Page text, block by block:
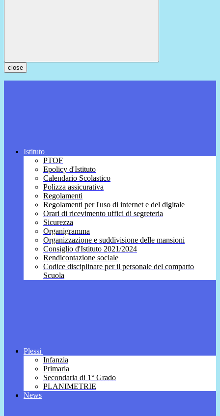
close
Istituto
PTOF
Epolicy d'Istituto
Calendario Scolastico
Polizza assicurativa
Regolamenti
Regolamenti per l'uso di internet e del digitale
Orari di ricevimento uffici di segreteria
Sicurezza
Organigramma
Organizzazione e suddivisione delle mansioni
Consiglio d'Istituto 2021/2024
Rendicontazione sociale
Codice disciplinare per il personale del comparto
Scuola
Plessi
Infanzia
Primaria
Secondaria di 1° Grado
PLANIMETRIE
News